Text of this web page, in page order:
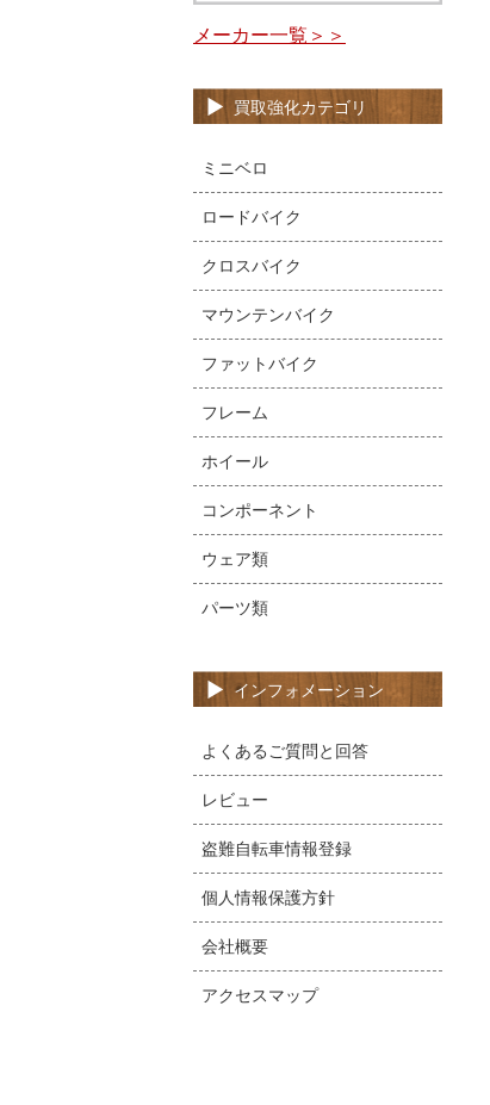
メーカー一覧＞＞
買取強化カテゴリ
ミニベロ
ロードバイク
クロスバイク
マウンテンバイク
ファットバイク
フレーム
ホイール
コンポーネント
ウェア類
パーツ類
インフォメーション
よくあるご質問と回答
レビュー
盗難自転車情報登録
個人情報保護方針
会社概要
アクセスマップ